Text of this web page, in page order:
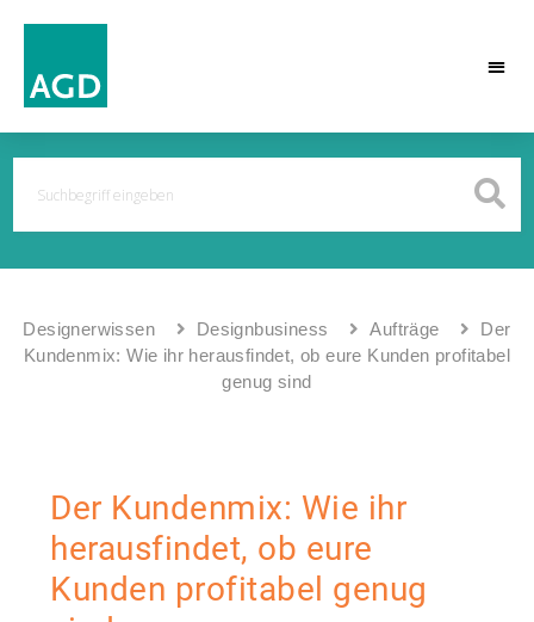
Designerwissen Designbusiness Aufträge
Der
Kundenmix: Wie ihr herausfindet, ob eure Kunden profitabel
genug sind
Der Kundenmix: Wie ihr
herausfindet, ob eure
Kunden profitabel genug